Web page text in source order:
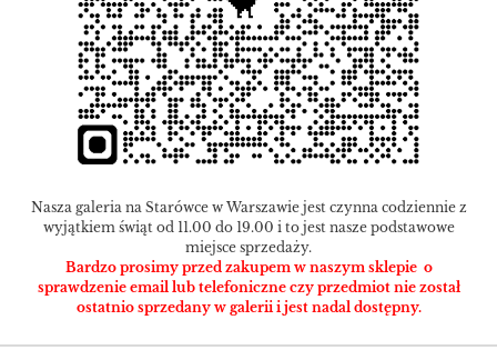
Nasza galeria na Starówce w Warszawie jest czynna codziennie z
wyjątkiem świąt od 11.00 do 19.00 i to jest nasze podstawowe
miejsce sprzedaży.
Bardzo prosimy przed zakupem w naszym sklepie o
sprawdzenie email lub telefoniczne czy przedmiot nie został
ostatnio sprzedany w galerii i jest nadal dostępny.